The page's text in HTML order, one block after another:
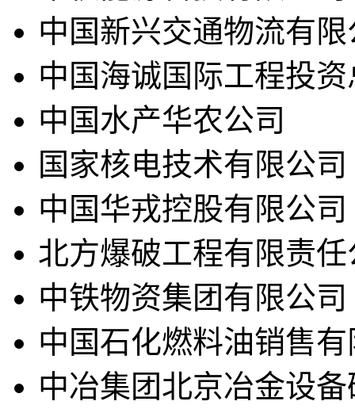
中国新兴交通物流有
中国海诚国际工程投
中国水产华农公司
国家核电技术有限公司
中国华戎控股有限公司
北方爆破工程有限责任
中铁物资集团有限公司
中国石化燃料油销售
中冶集团北京冶金设